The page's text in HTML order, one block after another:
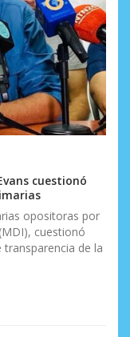
cuestionó
opositoras por
cuestionó
de la